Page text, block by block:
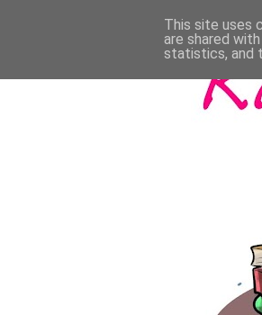
This site uses
are shared
statistics, and